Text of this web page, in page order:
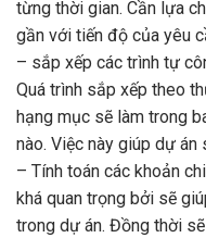
từng thời gian. Cần lựa
gần với tiến độ của yêu
– sắp xếp các trình tự
Quá trình sắp xếp theo
hạng mục sẽ làm trong
nào. Việc này giúp dự án
– Tính toán các khoản
khá quan trọng bởi sẽ
trong dự án. Đồng thời